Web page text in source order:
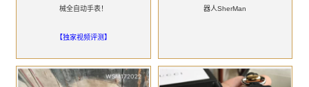
械全自动手表！
【独家视频评测】
器人SherMan